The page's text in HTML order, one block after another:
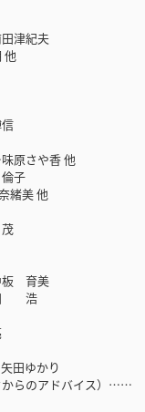
津紀夫
原さや香 他
子
緒美 他
板 育美
田 浩
田ゆかり
らのアドバイス）……